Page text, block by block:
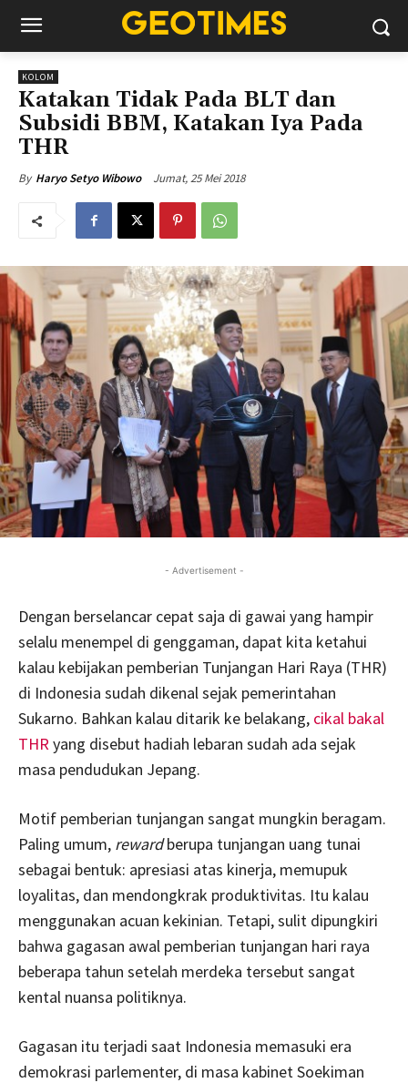
KOLOM
Katakan Tidak Pada BLT dan
Subsidi BBM, Katakan Iya Pada
THR
By Haryo Setyo Wibowo Jumat, 25 Mei 2018
- Advertisement -
Dengan berselancar cepat saja di gawai yang hampir
selalu menempel di genggaman, dapat kita ketahui
kalau kebijakan pemberian Tunjangan Hari Raya (THR)
di Indonesia sudah dikenal sejak pemerintahan
Sukarno. Bahkan kalau ditarik ke belakang, cikal bakal
THRyang disebut hadiah lebaran sudah ada sejak
masa pendudukan Jepang.
Motif pemberian tunjangan sangat mungkin beragam.
Paling umum, rewardberupa tunjangan uang tunai
sebagai bentuk: apresiasi atas kinerja, memupuk
loyalitas, dan mendongkrak produktivitas. Itu kalau
menggunakan acuan kekinian. Tetapi, sulit dipungkiri
bahwa gagasan awal pemberian tunjangan hari raya
beberapa tahun setelah merdeka tersebut sangat
kental nuansa politiknya.
Gagasan itu terjadi saat Indonesia memasuki era
demokrasi parlementer, di masa kabinet Soekiman